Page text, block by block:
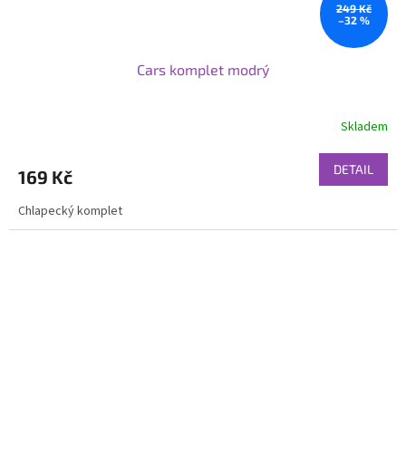
249 Kč
–32 %
Cars komplet modrý
Skladem
169 Kč DETAIL
Chlapecký komplet